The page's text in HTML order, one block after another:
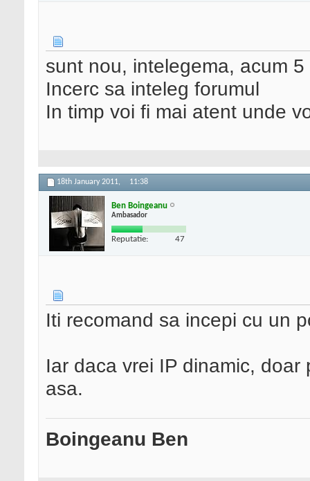
sunt nou, intelegema, acum
Incerc sa inteleg forumul
In timp voi fi mai atent unde
18th January 2011, 11:38
Ben Boingeanu
Ambasador
Reputatie: 47
Iti recomand sa incepi cu un
Iar daca vrei IP dinamic,
asa.
Boingeanu Ben